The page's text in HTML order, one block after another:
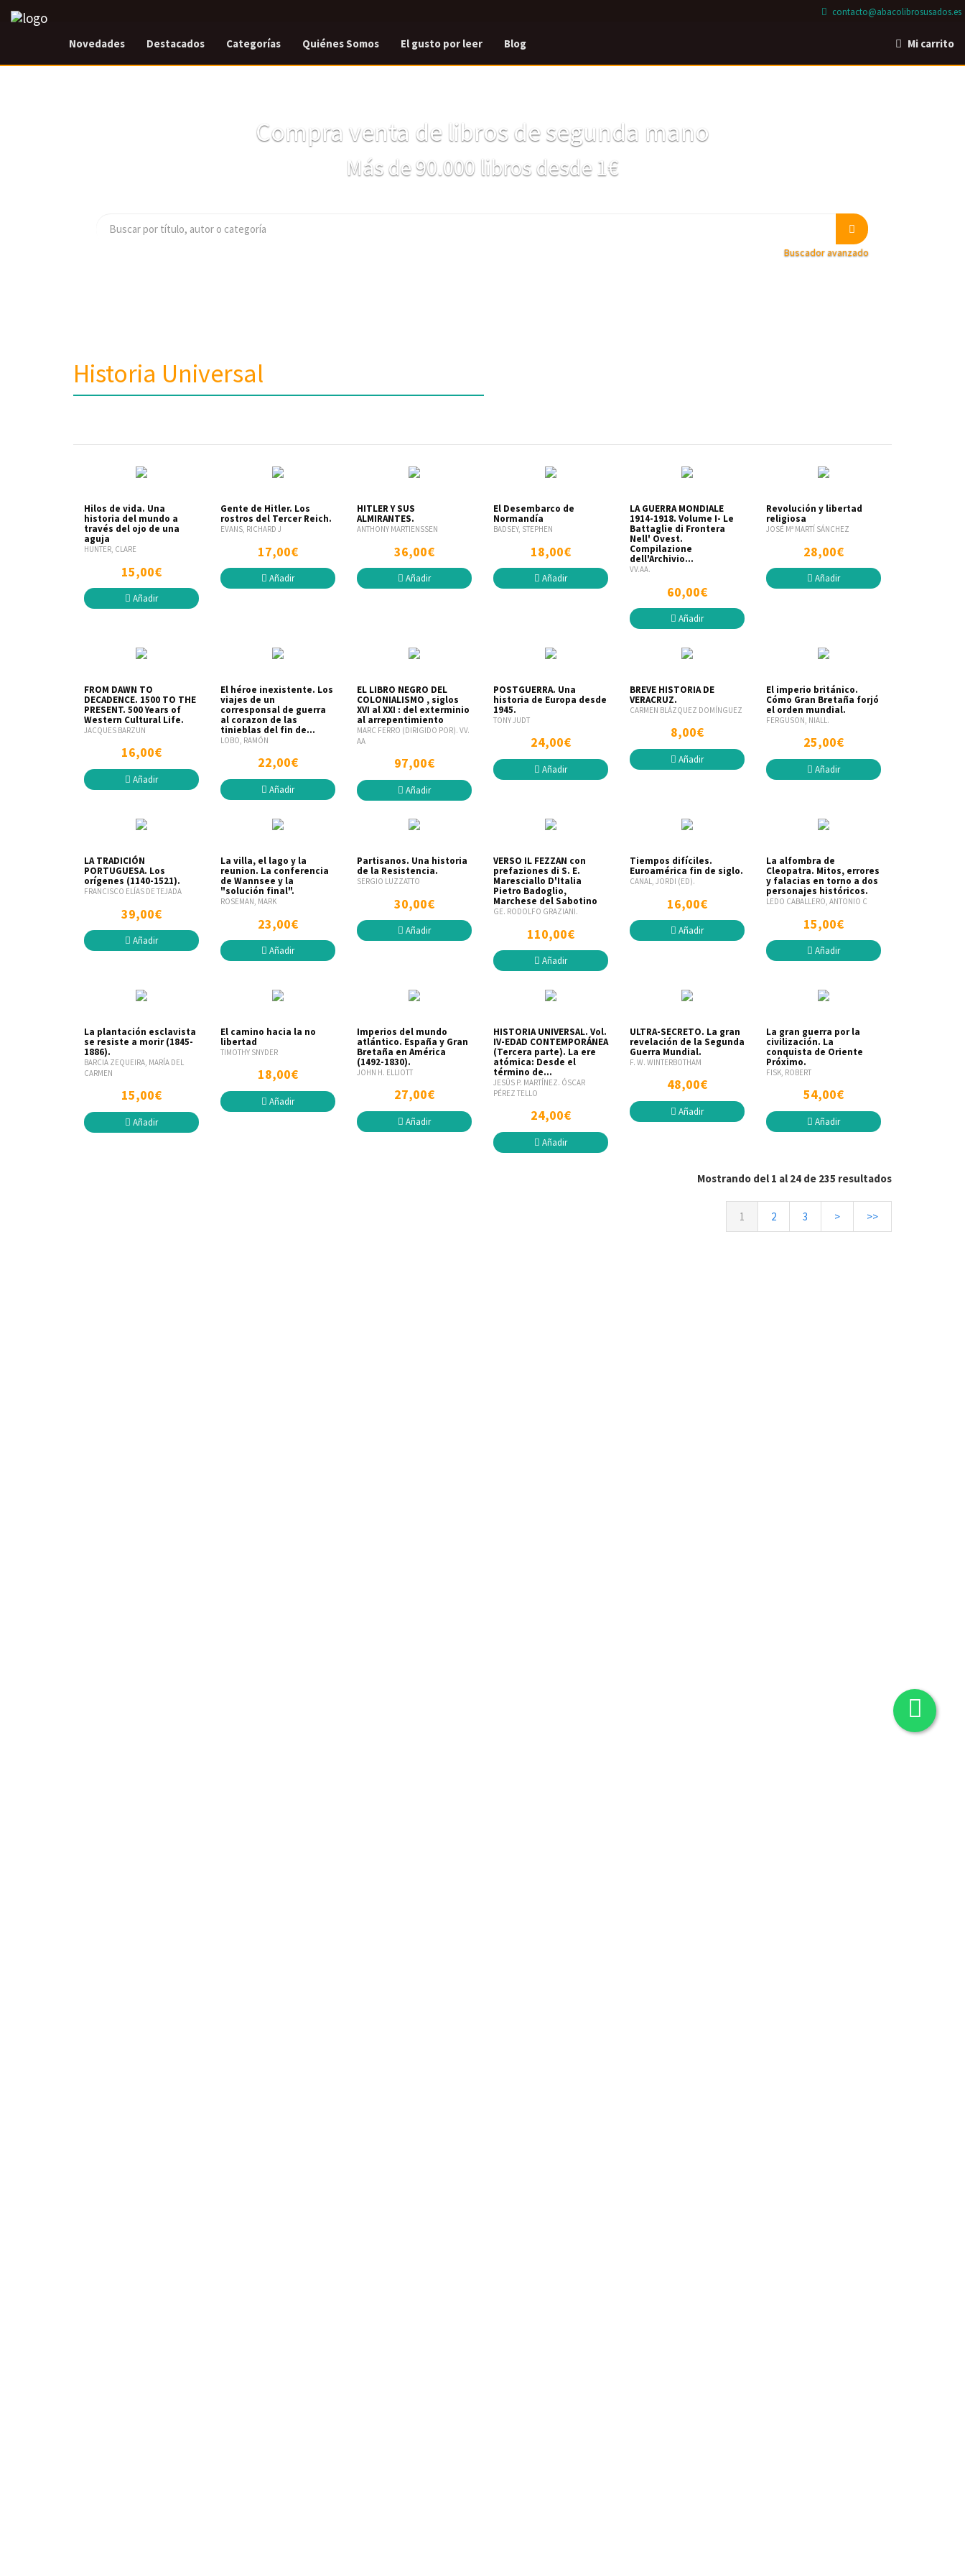
contacto@abacolibrosusados.es
Novedades Destacados Categorías Quiénes Somos El gusto por leer Blog Mi carrito
Compra venta de libros de segunda mano
Más de 90.000 libros desde 1€
Buscador avanzado
Historia Universal
Hilos de vida. Una
historia del mundo a
través del ojo de una
aguja
HUNTER, CLARE
15,00€
Añadir
Gente de Hitler. Los
rostros del Tercer Reich.
EVANS, RICHARD J
17,00€
Añadir
HITLER Y SUS
ALMIRANTES.
ANTHONY MARTIENSSEN
36,00€
Añadir
El Desembarco de
Normandía
BADSEY, STEPHEN
18,00€
Añadir
LA GUERRA MONDIALE
1914-1918. Volume I- Le
Battaglie di Frontera
Nell' Ovest.
Compilazione
dell'Archivio...
VV.AA.
60,00€
Añadir
Revolución y libertad
religiosa
JOSÉ Mª MARTÍ SÁNCHEZ
28,00€
Añadir
FROM DAWN TO
DECADENCE. 1500 TO THE
PRESENT. 500 Years of
Western Cultural Life.
JACQUES BARZUN
16,00€
Añadir
El héroe inexistente. Los
viajes de un
corresponsal de guerra
al corazon de las
tinieblas del fin de...
LOBO, RAMÓN
22,00€
Añadir
EL LIBRO NEGRO DEL
COLONIALISMO , siglos
XVI al XXI : del exterminio
al arrepentimiento
MARC FERRO (DIRIGIDO POR). VV.
AA
97,00€
Añadir
POSTGUERRA. Una
historia de Europa desde
1945.
TONY JUDT
24,00€
Añadir
BREVE HISTORIA DE
VERACRUZ.
CARMEN BLÁZQUEZ DOMÍNGUEZ
8,00€
Añadir
El imperio británico.
Cómo Gran Bretaña forjó
el orden mundial.
FERGUSON, NIALL.
25,00€
Añadir
LA TRADICIÓN
PORTUGUESA. Los
orígenes (1140-1521).
FRANCISCO ELÍAS DE TEJADA
39,00€
Añadir
La villa, el lago y la
reunion. La conferencia
de Wannsee y la
"solución final".
ROSEMAN, MARK
23,00€
Añadir
Partisanos. Una historia
de la Resistencia.
SERGIO LUZZATTO
30,00€
Añadir
VERSO IL FEZZAN con
prefaziones di S. E.
Maresciallo D'Italia
Pietro Badoglio,
Marchese del Sabotino
GE. RODOLFO GRAZIANI.
110,00€
Añadir
Tiempos difíciles.
Euroamérica fin de siglo.
CANAL, JORDI (ED).
16,00€
Añadir
La alfombra de
Cleopatra. Mitos, errores
y falacias en torno a dos
personajes históricos.
LEDO CABALLERO, ANTONIO C
15,00€
Añadir
La plantación esclavista
se resiste a morir (1845-
1886).
BARCIA ZEQUEIRA, MARÍA DEL
CARMEN
15,00€
Añadir
El camino hacia la no
libertad
TIMOTHY SNYDER
18,00€
Añadir
Imperios del mundo
atlántico. España y Gran
Bretaña en América
(1492-1830).
JOHN H. ELLIOTT
27,00€
Añadir
HISTORIA UNIVERSAL. Vol.
IV-EDAD CONTEMPORÁNEA
(Tercera parte). La ere
atómica: Desde el
término de...
JESÚS P. MARTÍNEZ. ÓSCAR
PÉREZ TELLO
24,00€
Añadir
ULTRA-SECRETO. La gran
revelación de la Segunda
Guerra Mundial.
F. W. WINTERBOTHAM
48,00€
Añadir
La gran guerra por la
civilización. La
conquista de Oriente
Próximo.
FISK, ROBERT
54,00€
Añadir
Mostrando del 1 al 24 de 235 resultados
1 2 3 > >>